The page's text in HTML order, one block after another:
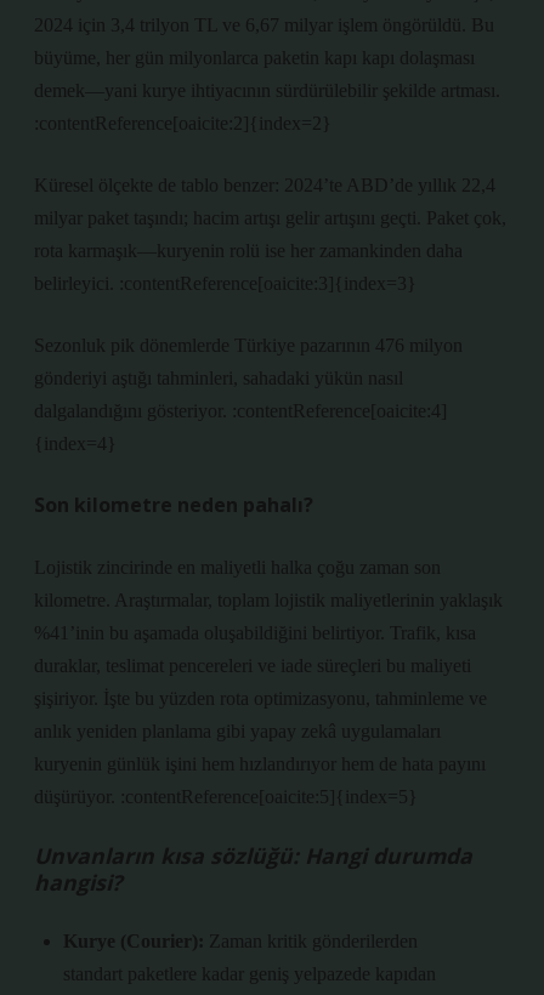
2024 için 3,4 trilyon TL ve 6,67 milyar işlem öngörüldü. Bu
büyüme, her gün milyonlarca paketin kapı kapı dolaşması
demek—yani kurye ihtiyacının sürdürülebilir şekilde artması.
:contentReference[oaicite:2]{index=2}
Küresel ölçekte de tablo benzer: 2024’te ABD’de yıllık 22,4
milyar paket taşındı; hacim artışı gelir artışını geçti. Paket çok,
rota karmaşık—kuryenin rolü ise her zamankinden daha
belirleyici. :contentReference[oaicite:3]{index=3}
Sezonluk pik dönemlerde Türkiye pazarının 476 milyon
gönderiyi aştığı tahminleri, sahadaki yükün nasıl
dalgalandığını gösteriyor. :contentReference[oaicite:4]
{index=4}
Son kilometre neden pahalı?
Lojistik zincirinde en maliyetli halka çoğu zaman son
kilometre. Araştırmalar, toplam lojistik maliyetlerinin yaklaşık
%41’inin bu aşamada oluşabildiğini belirtiyor. Trafik, kısa
duraklar, teslimat pencereleri ve iade süreçleri bu maliyeti
şişiriyor. İşte bu yüzden rota optimizasyonu, tahminleme ve
anlık yeniden planlama gibi yapay zekâ uygulamaları
kuryenin günlük işini hem hızlandırıyor hem de hata payını
düşürüyor. :contentReference[oaicite:5]{index=5}
Unvanların kısa sözlüğü: Hangi durumda
hangisi?
Kurye (Courier): Zaman kritik gönderilerden
standart paketlere kadar geniş yelpazede kapıdan